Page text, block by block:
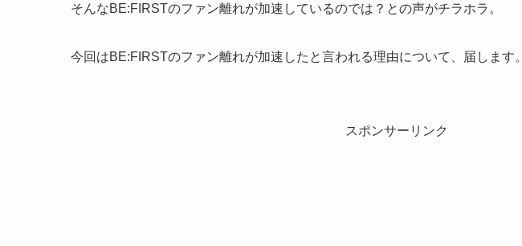
そんなBE:FIRSTのファン離れが加速しているのでは？との声がチラホラ。
今回はBE:FIRSTのファン離れが加速したと言われる理由について、届します。
スポンサーリンク